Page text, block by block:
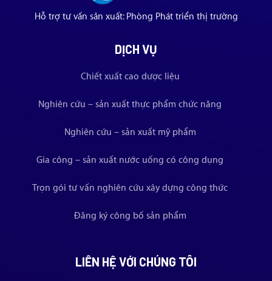
Hỗ trợ tư vấn sản xuất: Phòng Phát triển thị trường
DỊCH VỤ
Chiết xuất cao dược liệu
Nghiên cứu – sản xuất thực phẩm chức năng
Nghiên cứu – sản xuất mỹ phẩm
Gia công – sản xuất nước uống có công dụng
Trọn gói tư vấn nghiên cứu xây dựng công thức
Đăng ký công bố sản phẩm
LIÊN HỆ VỚI CHÚNG TÔI